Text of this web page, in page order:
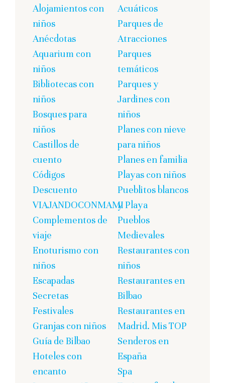
Alojamientos con
niños
Anécdotas
Aquarium con
niños
Bibliotecas con
niños
Bosques para
niños
Castillos de
cuento
Códigos
Descuento
VIAJANDOCONMAMI
Complementos de
viaje
Enoturismo con
niños
Escapadas
Secretas
Festivales
Granjas con niños
Guía de Bilbao
Hoteles con
encanto
Acuáticos
Parques de
Atracciones
Parques
temáticos
Parques y
Jardines con
niños
Planes con nieve
para niños
Planes en familia
Playas con niños
Pueblitos blancos
y Playa
Pueblos
Medievales
Restaurantes con
niños
Restaurantes en
Bilbao
Restaurantes en
Madrid. Mis TOP
Senderos en
España
Spa